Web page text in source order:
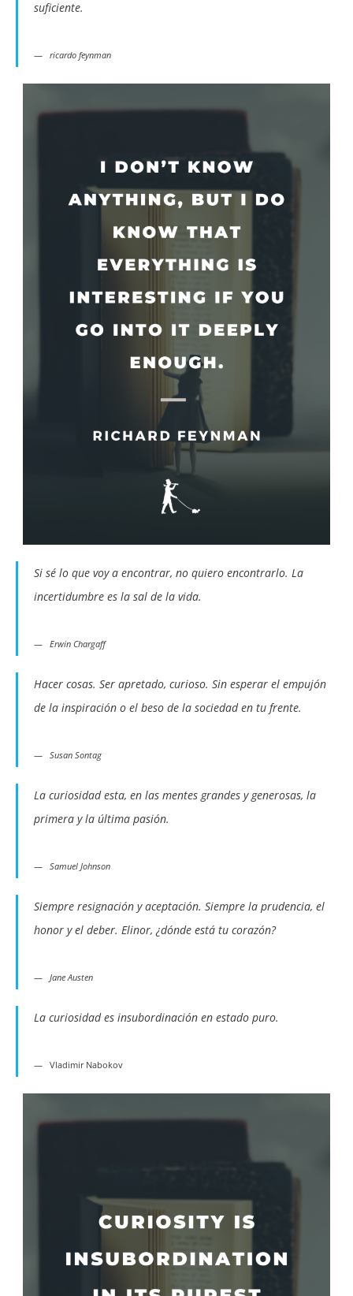
suficiente.
ricardo feynman
Si sé lo que voy a encontrar, no quiero encontrarlo. La
incertidumbre es la sal de la vida.
Erwin Chargaff
Hacer cosas. Ser apretado, curioso. Sin esperar el empujón
de la inspiración o el beso de la sociedad en tu frente.
Susan Sontag
La curiosidad esta, en las mentes grandes y generosas, la
primera y la última pasión.
Samuel Johnson
Siempre resignación y aceptación. Siempre la prudencia, el
honor y el deber. Elinor, ¿dónde está tu corazón?
Jane Austen
La curiosidad es insubordinación en estado puro.
Vladimir Nabokov